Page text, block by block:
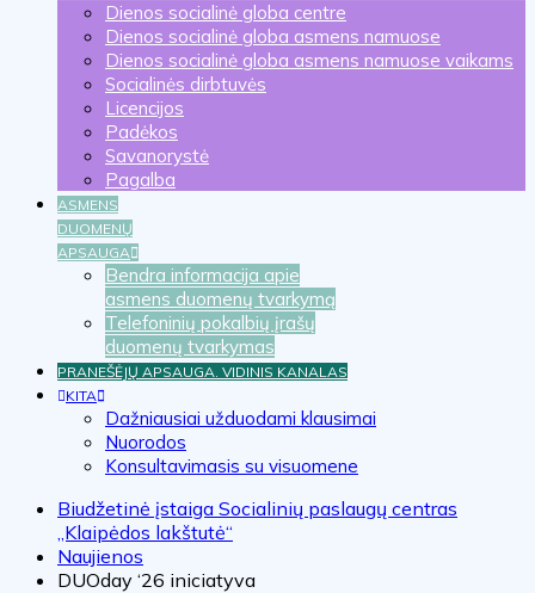
Dienos socialinė globa centre
Dienos socialinė globa asmens namuose
Dienos socialinė globa asmens namuose vaikams
Socialinės dirbtuvės
Licencijos
Padėkos
Savanorystė
Pagalba
ASMENS
DUOMENŲ
APSAUGA
Bendra informacija apie
asmens duomenų tvarkymą
Telefoninių pokalbių įrašų
duomenų tvarkymas
PRANEŠĖJŲ APSAUGA. VIDINIS KANALAS
KITA
Dažniausiai užduodami klausimai
Nuorodos
Konsultavimasis su visuomene
Biudžetinė įstaiga Socialinių paslaugų centras
„Klaipėdos lakštutė“
Naujienos
DUOday ‘26 iniciatyva